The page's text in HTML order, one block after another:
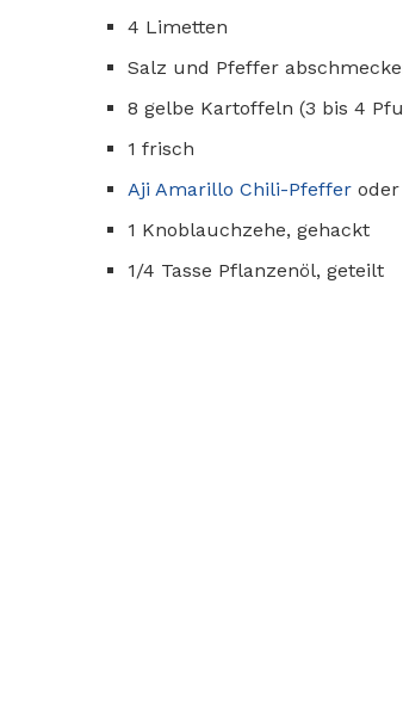
4 Limetten
Salz und Pfeffer
8 gelbe Kartoffeln (3 bis 4
1 frisch
Aji Amarillo Chili-Pfeffer
1 Knoblauchzehe, gehackt
1/4 Tasse Pflanzenöl, geteilt